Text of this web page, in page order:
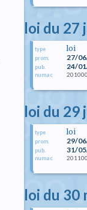
loi du 27
type loi
prom. 27/
pub. 24/
numac
loi du 29
type loi
prom. 29/
pub. 31/
numac
loi du 30